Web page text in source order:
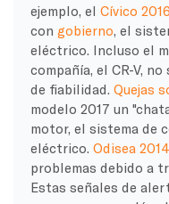
ejemplo, el Cívico 2016
con gobierno , el
eléctrico. Incluso el
compañía, el CR-V,
de fiabilidad. Quejas
modelo 2017 un
motor, el sistema de
eléctrico. Odisea 2014
problemas debido a
Estas señales de